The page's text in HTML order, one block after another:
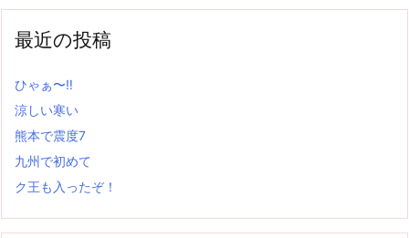
最近の投稿
ひゃぁ〜‼
涼しい寒い
熊本で震度7
九州で初めて
ク王も入ったぞ！